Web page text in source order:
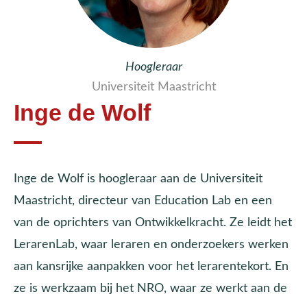
Hoogleraar
Universiteit Maastricht
Inge de Wolf
Inge de Wolf is hoogleraar aan de Universiteit
Maastricht, directeur van Education Lab en een
van de oprichters van Ontwikkelkracht. Ze leidt het
LerarenLab, waar leraren en onderzoekers werken
aan kansrijke aanpakken voor het lerarentekort. En
ze is werkzaam bij het NRO, waar ze werkt aan de